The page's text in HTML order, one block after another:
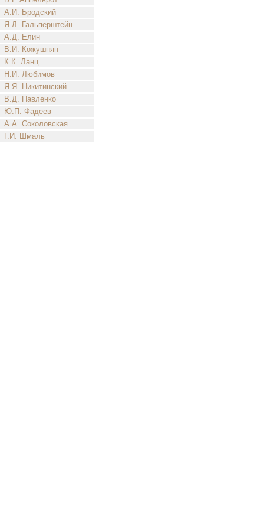
А.И. Бродский
Я.Л. Гальперштейн
А.Д. Елин
В.И. Кожушнян
К.К. Ланц
Н.И. Любимов
Я.Я. Никитинский
В.Д. Павленко
Ю.П. Фадеев
А.А. Соколовская
Г.И. Шмаль